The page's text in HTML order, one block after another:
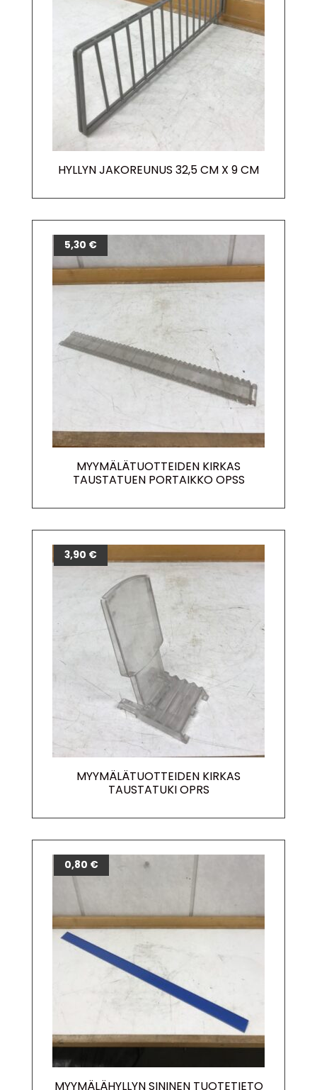
HYLLYN JAKOREUNUS 32,5 CM X 9 CM
MYYMÄLÄTUOTTEIDEN KIRKAS
TAUSTATUEN PORTAIKKO OPSS
5,30 €
MYYMÄLÄTUOTTEIDEN KIRKAS
TAUSTATUKI OPRS
3,90 €
MYYMÄLÄHYLLYN SININEN TUOTETIETO
0,80 €